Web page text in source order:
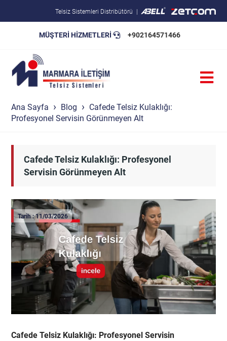
Telsiz Sistemleri Distribütörü
MÜŞTERİ HİZMETLERİ +902164571466
Ana Sayfa Blog
Cafede Telsiz Kulaklığı:
Profesyonel Servisin Görünmeyen Alt
Cafede Telsiz Kulaklığı: Profesyonel
Servisin Görünmeyen Alt
Tarih : 11/03/2026
Cafede Telsiz Kulaklığı: Profesyonel Servisin